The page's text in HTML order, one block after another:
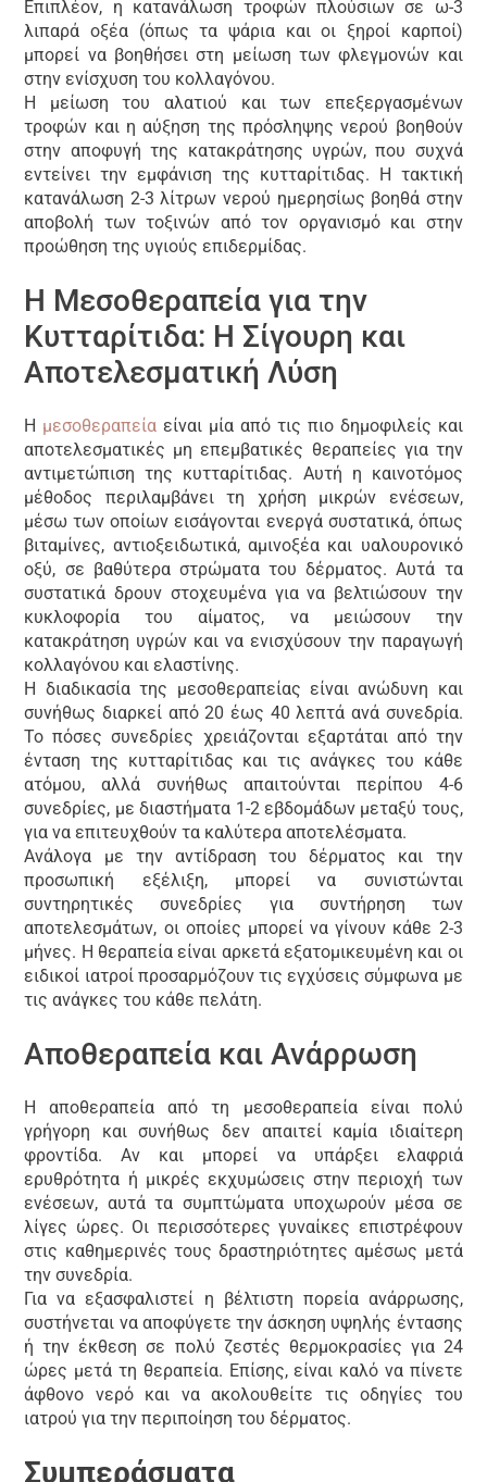
Επιπλέον, η κατανάλωση τροφών πλούσιων σε ω-3
λιπαρά οξέα (όπως τα ψάρια και οι ξηροί καρποί)
μπορεί να βοηθήσει στη μείωση των φλεγμονών και
στην ενίσχυση του κολλαγόνου.
Η μείωση του αλατιού και των επεξεργασμένων
τροφών και η αύξηση της πρόσληψης νερού βοηθούν
στην αποφυγή της κατακράτησης υγρών, που συχνά
εντείνει την εμφάνιση της κυτταρίτιδας. Η τακτική
κατανάλωση 2-3 λίτρων νερού ημερησίως βοηθά στην
αποβολή των τοξινών από τον οργανισμό και στην
προώθηση της υγιούς επιδερμίδας.
Η Μεσοθεραπεία για την
Κυτταρίτιδα: Η Σίγουρη και
Αποτελεσματική Λύση
Η μεσοθεραπεία είναι μία από τις πιο δημοφιλείς και
αποτελεσματικές μη επεμβατικές θεραπείες για την
αντιμετώπιση της κυτταρίτιδας. Αυτή η καινοτόμος
μέθοδος περιλαμβάνει τη χρήση μικρών ενέσεων,
μέσω των οποίων εισάγονται ενεργά συστατικά, όπως
βιταμίνες, αντιοξειδωτικά, αμινοξέα και υαλουρονικό
οξύ, σε βαθύτερα στρώματα του δέρματος. Αυτά τα
συστατικά δρουν στοχευμένα για να βελτιώσουν την
κυκλοφορία του αίματος, να μειώσουν την
κατακράτηση υγρών και να ενισχύσουν την παραγωγή
κολλαγόνου και ελαστίνης.
Η διαδικασία της μεσοθεραπείας είναι ανώδυνη και
συνήθως διαρκεί από 20 έως 40 λεπτά ανά συνεδρία.
Το πόσες συνεδρίες χρειάζονται εξαρτάται από την
ένταση της κυτταρίτιδας και τις ανάγκες του κάθε
ατόμου, αλλά συνήθως απαιτούνται περίπου 4-6
συνεδρίες, με διαστήματα 1-2 εβδομάδων μεταξύ τους,
για να επιτευχθούν τα καλύτερα αποτελέσματα.
Ανάλογα με την αντίδραση του δέρματος και την
προσωπική εξέλιξη, μπορεί να συνιστώνται
συντηρητικές συνεδρίες για συντήρηση των
αποτελεσμάτων, οι οποίες μπορεί να γίνουν κάθε 2-3
μήνες. Η θεραπεία είναι αρκετά εξατομικευμένη και οι
ειδικοί ιατροί προσαρμόζουν τις εγχύσεις σύμφωνα με
τις ανάγκες του κάθε πελάτη.
Αποθεραπεία και Ανάρρωση
Η αποθεραπεία από τη μεσοθεραπεία είναι πολύ
γρήγορη και συνήθως δεν απαιτεί καμία ιδιαίτερη
φροντίδα. Αν και μπορεί να υπάρξει ελαφριά
ερυθρότητα ή μικρές εκχυμώσεις στην περιοχή των
ενέσεων, αυτά τα συμπτώματα υποχωρούν μέσα σε
λίγες ώρες. Οι περισσότερες γυναίκες επιστρέφουν
στις καθημερινές τους δραστηριότητες αμέσως μετά
την συνεδρία.
Για να εξασφαλιστεί η βέλτιστη πορεία ανάρρωσης,
συστήνεται να αποφύγετε την άσκηση υψηλής έντασης
ή την έκθεση σε πολύ ζεστές θερμοκρασίες για 24
ώρες μετά τη θεραπεία. Επίσης, είναι καλό να πίνετε
άφθονο νερό και να ακολουθείτε τις οδηγίες του
ιατρού για την περιποίηση του δέρματος.
Συμπεράσματα